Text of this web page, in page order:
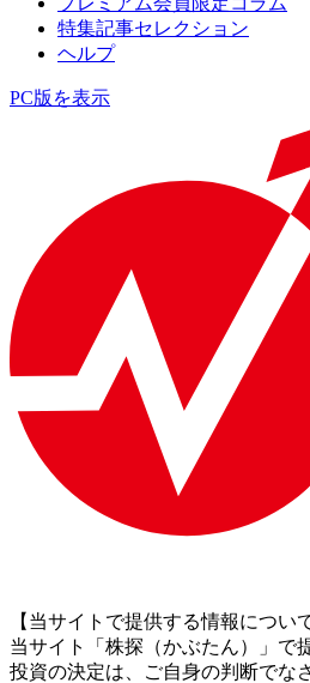
特集記事セレクション
ヘルプ
PC版を表示
【当サイトで提供する情報につい
当サイト「株探（かぶたん）」で
投資の決定は、ご自身の判断でな